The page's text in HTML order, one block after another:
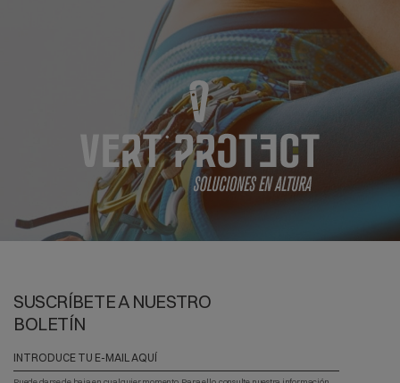
SUSCRÍBETE A NUESTRO
BOLETÍN